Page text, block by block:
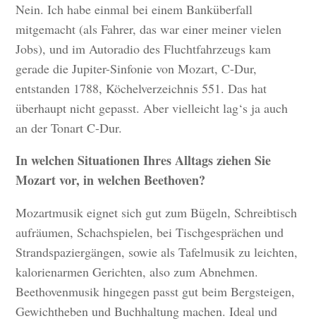
Nein. Ich habe einmal bei einem Banküberfall
mitgemacht (als Fahrer, das war einer meiner vielen
Jobs), und im Autoradio des Fluchtfahrzeugs kam
gerade die Jupiter-Sinfonie von Mozart, C-Dur,
entstanden 1788, Köchelverzeichnis 551. Das hat
überhaupt nicht gepasst. Aber vielleicht lag‘s ja auch
an der Tonart C-Dur.
In welchen Situationen Ihres Alltags ziehen Sie
Mozart vor, in welchen Beethoven?
Mozartmusik eignet sich gut zum Bügeln, Schreibtisch
aufräumen, Schachspielen, bei Tischgesprächen und
Strandspaziergängen, sowie als Tafelmusik zu leichten,
kalorienarmen Gerichten, also zum Abnehmen.
Beethovenmusik hingegen passt gut beim Bergsteigen,
Gewichtheben und Buchhaltung machen. Ideal und